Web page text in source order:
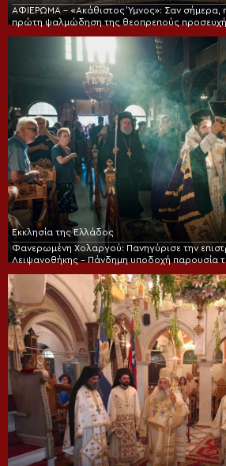
ΑΦΙΕΡΩΜΑ – «Ακάθιστος Ύμνος»: Σαν σήμερα,
πρώτη ψαλμώδηση της θεοπρεπούς
Εκκλησία της Ελλάδος
Φανερωμένη Χολαργού: Πανηγύρισε την
Λειψανοθήκης – Πάνδημη υποδοχή παρουσία